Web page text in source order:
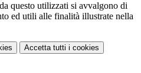
questo utilizzati si avvalgono di
ed utili alle finalità illustrate nella
Accetta tutti i cookies